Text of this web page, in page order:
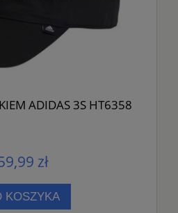
ADIDAS 3S HT6358
zł
KOSZYKA